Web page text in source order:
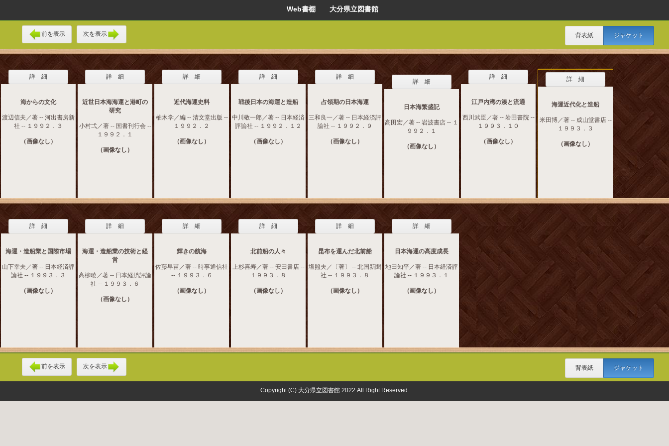
Web書棚 大分県立図書館
前を表示 次を表示 背表紙 ジャケット
詳 細
海からの文化
渡辺信夫／著 -- 河出書房新
社 -- １９９２．３
（画像なし）
詳 細
近世日本海海運と港町の
研究
小村弌／著 -- 国書刊行会 --
１９９２．１
（画像なし）
詳 細
近代海運史料
柚木学／編 -- 清文堂出版 --
１９９２．２
（画像なし）
詳 細
戦後日本の海運と造船
中川敬一郎／著 -- 日本経済
評論社 -- １９９２．１２
（画像なし）
詳 細
占領期の日本海運
三和良一／著 -- 日本経済評
論社 -- １９９２．９
（画像なし）
詳 細
日本海繁盛記
高田宏／著 -- 岩波書店 -- １
９９２．１
（画像なし）
詳 細
江戸内湾の湊と流通
西川武臣／著 -- 岩田書院 --
１９９３．１０
（画像なし）
詳 細
海運近代化と造船
米田博／著 -- 成山堂書店 --
１９９３．３
（画像なし）
詳 細
海運・造船業と国際市場
山下幸夫／著 -- 日本経済評
論社 -- １９９３．３
（画像なし）
詳 細
海運・造船業の技術と経
営
高柳暁／著 -- 日本経済評論
社 -- １９９３．６
（画像なし）
詳 細
輝きの航海
佐藤早苗／著 -- 時事通信社
-- １９９３．６
（画像なし）
詳 細
北前船の人々
上杉喜寿／著 -- 安田書店 --
１９９３．８
（画像なし）
詳 細
昆布を運んだ北前船
塩照夫／〔著〕 -- 北国新聞
社 -- １９９３．８
（画像なし）
詳 細
日本海運の高度成長
地田知平／著 -- 日本経済評
論社 -- １９９３．１
（画像なし）
前を表示 次を表示 背表紙 ジャケット
Copyright (C) 大分県立図書館 2022 All Right Reserved.